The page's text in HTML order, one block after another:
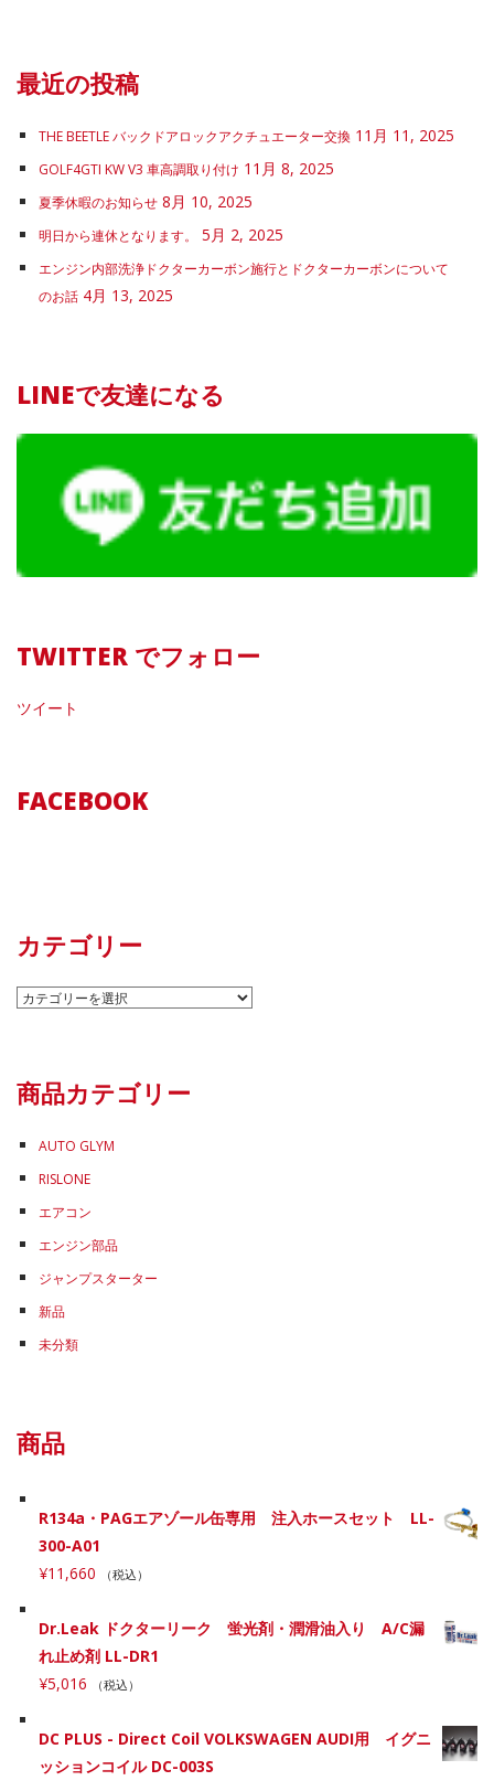
最近の投稿
THE BEETLE バックドアロックアクチュエーター交換 11月 11, 2025
GOLF4GTI KW V3 車高調取り付け 11月 8, 2025
夏季休暇のお知らせ 8月 10, 2025
明日から連休となります。 5月 2, 2025
エンジン内部洗浄ドクターカーボン施行とドクターカーボンについて
のお話 4月 13, 2025
LINEで友達になる
TWITTER でフォロー
ツイート
FACEBOOK
カテゴリー
カ
ー
商品カテゴリー
AUTO GLYM
RISLONE
エアコン
エンジン部品
ジャンプスターター
新品
未分類
商品
R134a・PAGエアゾール缶専用 注入ホースセット LL-
300-A01
¥11,660 （税込）
Dr.Leak ドクターリーク 蛍光剤・潤滑油入り A/C漏
れ止め剤 LL-DR1
¥5,016 （税込）
DC PLUS - Direct Coil VOLKSWAGEN AUDI用 イグニ
ッションコイル DC-003S